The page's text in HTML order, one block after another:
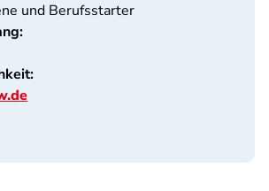
und Berufsstarter